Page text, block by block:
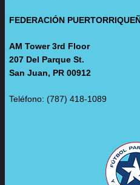
FEDERACIÓN
AM Tower 3rd Floor
207 Del Parque St.
San Juan, PR 00912
Teléfono: (787) 418-1089